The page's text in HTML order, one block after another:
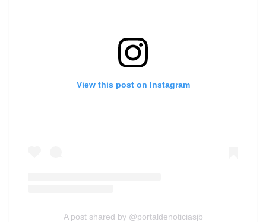
View this post on Instagram
A post shared by @portaldenoticiasjb